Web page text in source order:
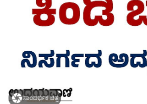
ಸಾಂದರ್ಭಿಕ ಚಿತ್ರ